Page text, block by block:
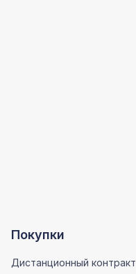
Покупки
Дистанционный контракт